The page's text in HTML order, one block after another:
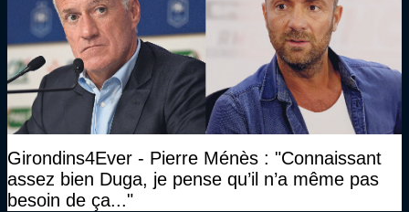
Girondins4Ever - Pierre Ménès : "Connaissant
assez bien Duga, je pense qu’il n’a même pas
besoin de ça..."